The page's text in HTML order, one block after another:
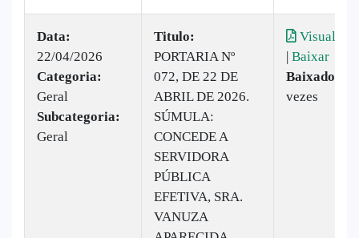
Data:
22/04/2026
Categoria:
Geral
Subcategoria:
Geral
Titulo:
PORTARIA Nº
072, DE 22 DE
ABRIL DE 2026.
SÚMULA:
CONCEDE A
SERVIDORA
PÚBLICA
EFETIVA, SRA.
VANUZA
Visualizar
| Baixar
Baixado:
vezes